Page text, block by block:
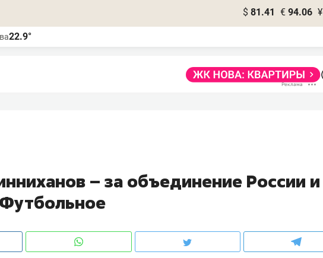
$ 81.41 € 94.06 ¥
22.9°
– за объединение России и